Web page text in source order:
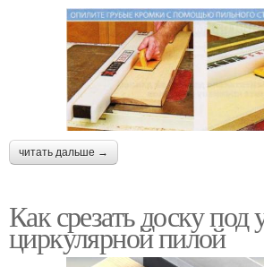
читать дальше →
Как срезать доску под
циркулярной пилой